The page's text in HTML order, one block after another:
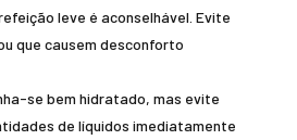
leve é aconselhável. Evite
que causem desconforto
se bem hidratado, mas evite
de líquidos imediatamente